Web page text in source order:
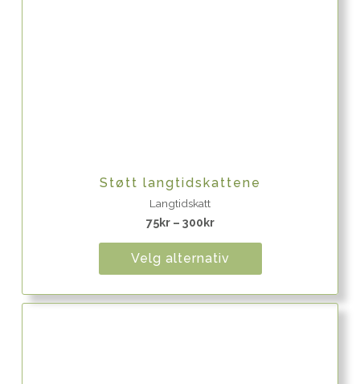
Støtt langtidskattene
Langtidskatt
75kr– 300kr
Velg alternativ